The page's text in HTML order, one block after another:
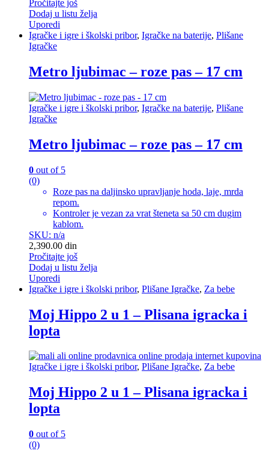
Pročitajte još
Dodaj u listu želja
Uporedi
Igračke i igre i školski pribor, Igračke na baterije, Plišane
Igračke
Metro ljubimac – roze pas – 17 cm
Igračke i igre i školski pribor, Igračke na baterije, Plišane
Igračke
Metro ljubimac – roze pas – 17 cm
0 out of 5
(0)
Roze pas na daljinsko upravljanje hoda, laje, mrda
repom.
Kontroler je vezan za vrat šteneta sa 50 cm dugim
kablom.
SKU: n/a
2,390.00 din
Pročitajte još
Dodaj u listu želja
Uporedi
Igračke i igre i školski pribor, Plišane Igračke, Za bebe
Moj Hippo 2 u 1 – Plisana igracka i
lopta
Igračke i igre i školski pribor, Plišane Igračke, Za bebe
Moj Hippo 2 u 1 – Plisana igracka i
lopta
0 out of 5
(0)